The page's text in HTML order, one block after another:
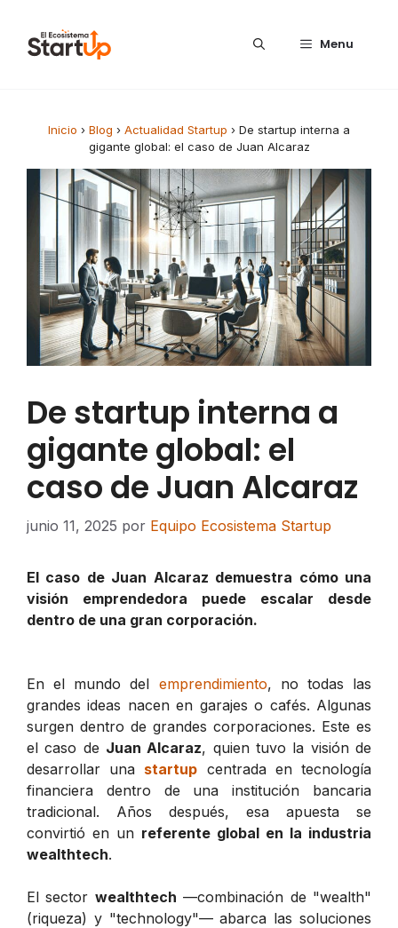
Menu
Inicio › Blog › Actualidad Startup › De startup interna a
gigante global: el caso de Juan Alcaraz
De startup interna a
gigante global: el
caso de Juan Alcaraz
junio 11, 2025 por Equipo Ecosistema Startup
El caso de Juan Alcaraz demuestra cómo una
visión emprendedora puede escalar desde
dentro de una gran corporación.
En el mundo del emprendimiento, no todas las
grandes ideas nacen en garajes o cafés. Algunas
surgen dentro de grandes corporaciones. Este es
el caso de Juan Alcaraz, quien tuvo la visión de
desarrollar una startup centrada en tecnología
financiera dentro de una institución bancaria
tradicional. Años después, esa apuesta se
convirtió en un referente global en la industria
wealthtech.
El sector wealthtech —combinación de "wealth"
(riqueza) y "technology"— abarca las soluciones